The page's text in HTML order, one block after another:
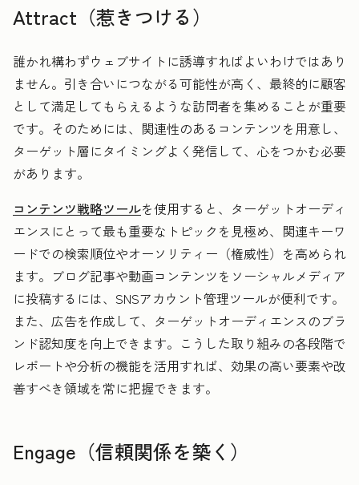
Attract（惹きつける）
誰かれ構わずウェブサイトに誘導すればよいわけではあり
ません。 引き合いにつながる可能性が高く、最終的に顧客
として満足してもらえるような訪問者を集めることが重要
です。そのためには、関連性のあるコンテンツを用意し、
ターゲット層にタイミングよく発信して、心をつかむ必要
があります。
コンテンツ戦略ツールを使用すると、ターゲットオーディ
エンスにとって最も重要なトピックを見極め、関連キーワ
ードでの検索順位やオーソリティー（権威性）を高められ
ます。ブログ記事や動画コンテンツをソーシャルメディア
に投稿するには、SNSアカウント管理ツールが便利です。
また、広告を作成して、ターゲットオーディエンスのブラ
ンド認知度を向上できます。こうした取り組みの各段階で
レポートや分析の機能を活用すれば、効果の高い要素や改
善すべき領域を常に把握できます。
Engage（信頼関係を築く）